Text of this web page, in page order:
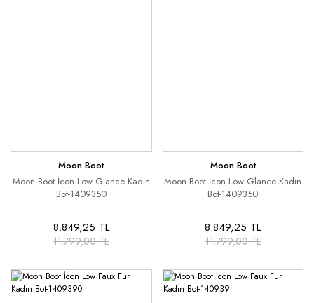
Moon Boot
Moon Boot İcon Low Glance Kadın
Bot-1409350
8.849,25 TL
11.799,00 TL
Moon Boot
Moon Boot İcon Low Glance Kadın
Bot-1409350
8.849,25 TL
11.799,00 TL